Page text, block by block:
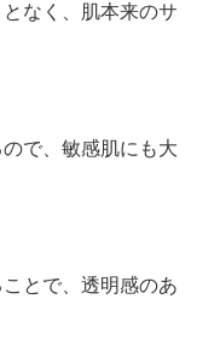
なく、肌本来のサ
で、敏感肌にも大
とで、透明感のあ